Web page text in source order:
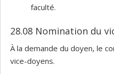
faculté.
28.08 Nomination du
À la demande du doyen, le
vice-doyens.